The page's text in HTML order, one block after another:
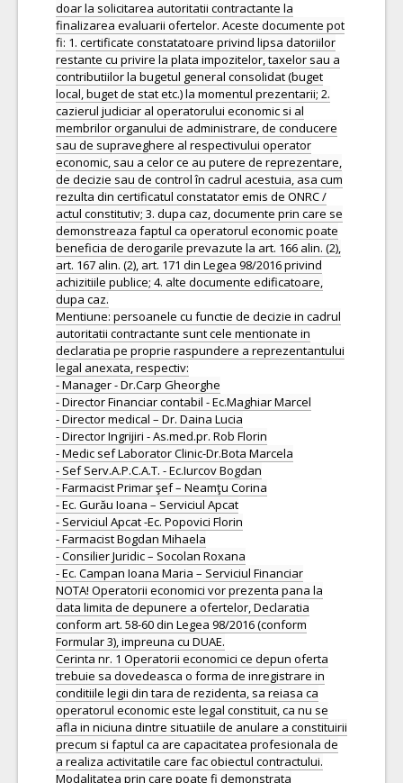
doar la solicitarea autoritatii contractante la
finalizarea evaluarii ofertelor. Aceste documente pot
fi: 1. certificate constatatoare privind lipsa datoriilor
restante cu privire la plata impozitelor, taxelor sau a
contributiilor la bugetul general consolidat (buget
local, buget de stat etc.) la momentul prezentarii; 2.
cazierul judiciar al operatorului economic si al
membrilor organului de administrare, de conducere
sau de supraveghere al respectivului operator
economic, sau a celor ce au putere de reprezentare,
de decizie sau de control în cadrul acestuia, asa cum
rezulta din certificatul constatator emis de ONRC /
actul constitutiv; 3. dupa caz, documente prin care se
demonstreaza faptul ca operatorul economic poate
beneficia de derogarile prevazute la art. 166 alin. (2),
art. 167 alin. (2), art. 171 din Legea 98/2016 privind
achizitiile publice; 4. alte documente edificatoare,
dupa caz.
Mentiune: persoanele cu functie de decizie in cadrul
autoritatii contractante sunt cele mentionate in
declaratia pe proprie raspundere a reprezentantului
legal anexata, respectiv:
- Manager - Dr.Carp Gheorghe
- Director Financiar contabil - Ec.Maghiar Marcel
- Director medical – Dr. Daina Lucia
- Director Ingrijiri - As.med.pr. Rob Florin
- Medic sef Laborator Clinic-Dr.Bota Marcela
- Sef Serv.A.P.C.A.T. - Ec.Iurcov Bogdan
- Farmacist Primar şef – Neamţu Corina
- Ec. Gurău Ioana – Serviciul Apcat
- Serviciul Apcat -Ec. Popovici Florin
- Farmacist Bogdan Mihaela
- Consilier Juridic – Socolan Roxana
- Ec. Campan Ioana Maria – Serviciul Financiar
NOTA! Operatorii economici vor prezenta pana la
data limita de depunere a ofertelor, Declaratia
conform art. 58-60 din Legea 98/2016 (conform
Formular 3), impreuna cu DUAE.
Cerinta nr. 1 Operatorii economici ce depun oferta
trebuie sa dovedeasca o forma de inregistrare in
conditiile legii din tara de rezidenta, sa reiasa ca
operatorul economic este legal constituit, ca nu se
afla in niciuna dintre situatiile de anulare a constituirii
precum si faptul ca are capacitatea profesionala de
a realiza activitatile care fac obiectul contractului.
Modalitatea prin care poate fi demonstrata